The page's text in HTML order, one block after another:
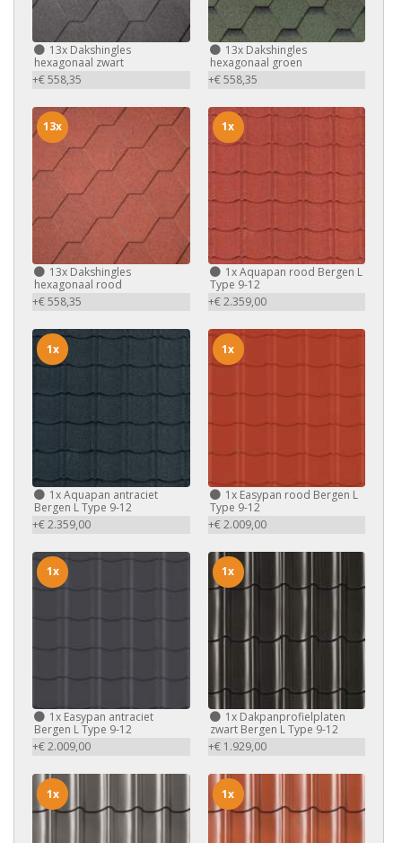
13x Dakshingles
hexagonaal zwart
+€ 558,35
13xDakshingles
hexagonaal groen
+€ 558,35
13x Dakshingles
hexagonaal rood
+€ 558,35
13x
1xAquapan rood Bergen L
Type 9-12
+€ 2.359,00
1x
1xAquapan antraciet
Bergen L Type 9-12
+€ 2.359,00
1x
1xEasypan rood Bergen L
Type 9-12
+€ 2.009,00
1x
1x Easypan antraciet
Bergen L Type 9-12
+€ 2.009,00
1x
1xDakpanprofielplaten
zwart Bergen L Type 9-12
+€ 1.929,00
1x
1x 1x